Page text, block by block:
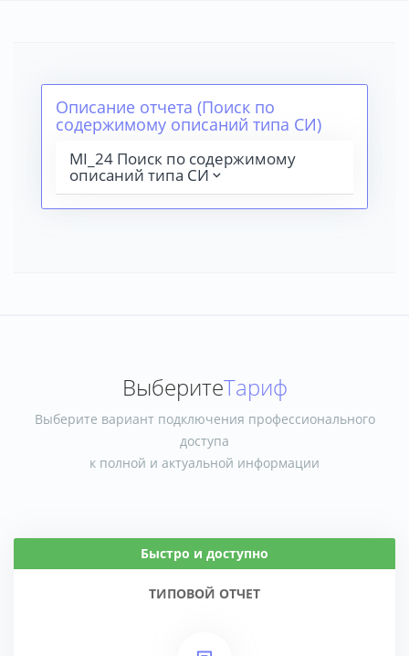
Описание отчета (Поиск по
содержимому описаний типа СИ)
MI_24 Поиск по содержимому
описаний типа СИ
ВыберитеТариф
Выберите вариант подключения профессионального
доступа
к полной и актуальной информации
Быстро и доступно
ТИПОВОЙ ОТЧЕТ